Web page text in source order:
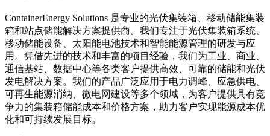
ContainerEnergy Solutions 是专业的光伏集装箱、移动储能集装
箱和站点储能解决方案提供商。我们专注于光伏集装箱系统、
移动储能设备、太阳能电池技术和智能能源管理的研发与应
用。凭借先进的技术和丰富的项目经验，我们为工业、商业、
通信基站、数据中心等各类客户提供高效、可靠的储能和光伏
发电解决方案。我们的产品广泛应用于电力调峰、应急供电、
可再生能源消纳、微电网建设等多个领域，为客户提供具有竞
争力的集装箱储能成本和价格方案，助力客户实现能源成本优
化和可持续发展目标。